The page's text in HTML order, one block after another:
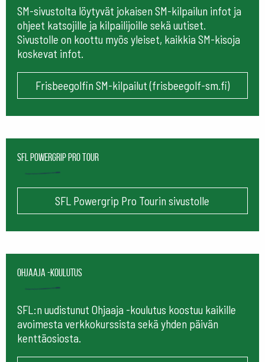
SM-sivustolta löytyvät jokaisen SM-kilpailun infot ja
ohjeet katsojille ja kilpailijoille sekä uutiset.
Sivustolle on koottu myös yleiset, kaikkia SM-kisoja
koskevat infot.
Frisbeegolfin SM-kilpailut (frisbeegolf-sm.fi)
SFL Powergrip Pro Tour
SFL Powergrip Pro Tourin sivustolle
Ohjaaja -koulutus
SFL:n uudistunut Ohjaaja -koulutus koostuu kaikille
avoimesta verkkokurssista sekä yhden päivän
kenttäosiosta.